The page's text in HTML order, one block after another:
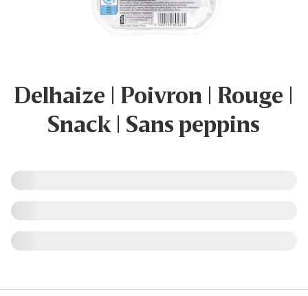
Delhaize | Poivron | Rouge |
Snack | Sans peppins